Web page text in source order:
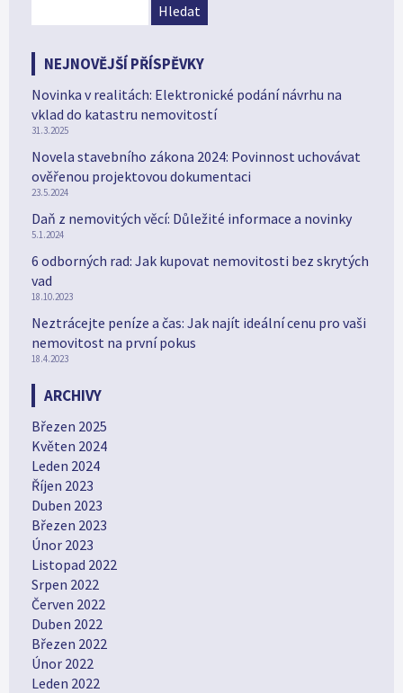
NEJNOVĚJŠÍ PŘÍSPĚVKY
Novinka v realitách: Elektronické podání návrhu na
vklad do katastru nemovitostí
31.3.2025
Novela stavebního zákona 2024: Povinnost uchovávat
ověřenou projektovou dokumentaci
23.5.2024
Daň z nemovitých věcí: Důležité informace a novinky
5.1.2024
6 odborných rad: Jak kupovat nemovitosti bez skrytých
vad
18.10.2023
Neztrácejte peníze a čas: Jak najít ideální cenu pro vaši
nemovitost na první pokus
18.4.2023
ARCHIVY
Březen 2025
Květen 2024
Leden 2024
Říjen 2023
Duben 2023
Březen 2023
Únor 2023
Listopad 2022
Srpen 2022
Červen 2022
Duben 2022
Březen 2022
Únor 2022
Leden 2022